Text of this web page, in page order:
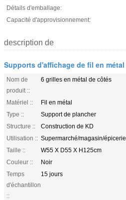
Détails d'emballage:
Capacité d'approvisionnement:
description de
Supports d'affichage de fil en métal
Nom de
produit ::
6 grilles en métal de côtés
Matériel ::
Fil en métal
Type ::
Support de plancher
Structure ::
Construction de KD
Utilisation :: Supermarché/magasin/épicerie
Taille ::
W55 X D55 X H125cm
Couleur ::
Noir
Temps
d'échantillon
::
15 jours